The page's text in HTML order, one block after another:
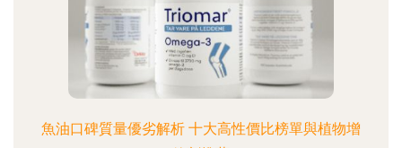
魚油口碑質量優劣解析 十大高性價比榜單與植物增